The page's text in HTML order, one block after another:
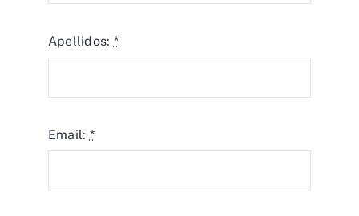
Apellidos: *
Email: *